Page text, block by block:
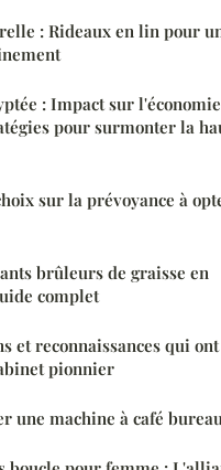
: Rideaux en lin pour
: Impact sur
pour surmonter la
sur la prévoyance à
brûleurs de graisse en
complet
et reconnaissances qui
pionnier
une machine à café